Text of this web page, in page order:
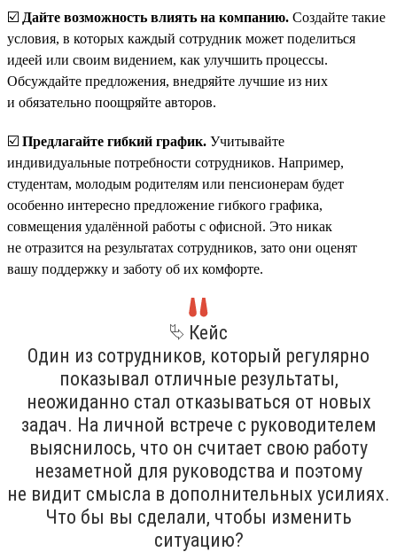
☑️ Дайте возможность влиять на компанию. Создайте такие
условия, в которых каждый сотрудник может поделиться
идеей или своим видением, как улучшить процессы.
Обсуждайте предложения, внедряйте лучшие из них
и обязательно поощряйте авторов.
☑️ Предлагайте гибкий график. Учитывайте
индивидуальные потребности сотрудников. Например,
студентам, молодым родителям или пенсионерам будет
особенно интересно предложение гибкого графика,
совмещения удалённой работы с офисной. Это никак
не отразится на результатах сотрудников, зато они оценят
вашу поддержку и заботу об их комфорте.
⮱ Кейс
Один из сотрудников, который регулярно
показывал отличные результаты,
неожиданно стал отказываться от новых
задач. На личной встрече с руководителем
выяснилось, что он считает свою работу
незаметной для руководства и поэтому
не видит смысла в дополнительных усилиях.
Что бы вы сделали, чтобы изменить
ситуацию?